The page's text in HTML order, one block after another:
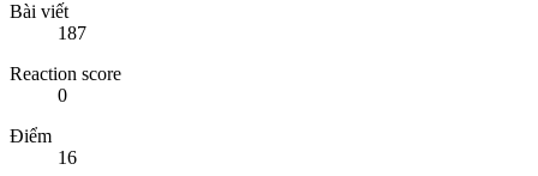
Bài viết
187
Reaction score
0
Điểm
16